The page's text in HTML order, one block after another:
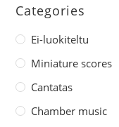
Categories
Ei-luokiteltu
Miniature scores
Cantatas
Chamber music